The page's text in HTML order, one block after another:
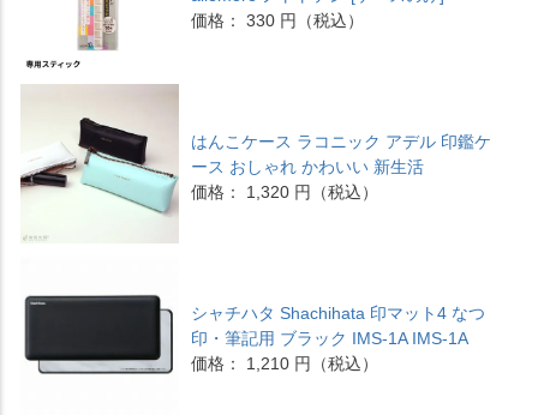
価格： 330 円（税込）
はんこケース ラコニック アデル 印鑑ケ
ース おしゃれ かわいい 新生活
価格： 1,320 円（税込）
シャチハタ Shachihata 印マット4 なつ
印・筆記用 ブラック IMS-1A IMS-1A
価格： 1,210 円（税込）